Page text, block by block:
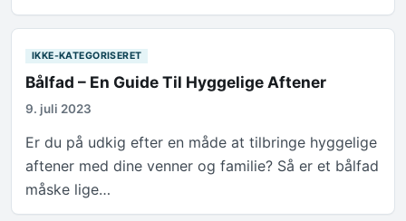
IKKE-KATEGORISERET
Bålfad – En Guide Til Hyggelige Aftener
9. juli 2023
Er du på udkig efter en måde at tilbringe hyggelige
aftener med dine venner og familie? Så er et bålfad
måske lige…